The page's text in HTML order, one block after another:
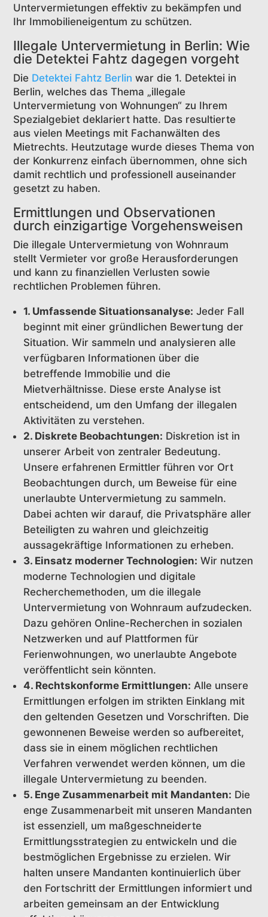
Untervermietungen effektiv zu bekämpfen und
Ihr Immobilieneigentum zu schützen.
Illegale Untervermietung in Berlin: Wie
die Detektei Fahtz dagegen vorgeht
Die Detektei Fahtz Berlin war die 1. Detektei in
Berlin, welches das Thema „illegale
Untervermietung von Wohnungen“ zu Ihrem
Spezialgebiet deklariert hatte. Das resultierte
aus vielen Meetings mit Fachanwälten des
Mietrechts. Heutzutage wurde dieses Thema von
der Konkurrenz einfach übernommen, ohne sich
damit rechtlich und professionell auseinander
gesetzt zu haben.
Ermittlungen und Observationen
durch einzigartige Vorgehensweisen
Die illegale Untervermietung von Wohnraum
stellt Vermieter vor große Herausforderungen
und kann zu finanziellen Verlusten sowie
rechtlichen Problemen führen.
1. Umfassende Situationsanalyse: Jeder Fall
beginnt mit einer gründlichen Bewertung der
Situation. Wir sammeln und analysieren alle
verfügbaren Informationen über die
betreffende Immobilie und die
Mietverhältnisse. Diese erste Analyse ist
entscheidend, um den Umfang der illegalen
Aktivitäten zu verstehen.
2. Diskrete Beobachtungen: Diskretion ist in
unserer Arbeit von zentraler Bedeutung.
Unsere erfahrenen Ermittler führen vor Ort
Beobachtungen durch, um Beweise für eine
unerlaubte Untervermietung zu sammeln.
Dabei achten wir darauf, die Privatsphäre aller
Beteiligten zu wahren und gleichzeitig
aussagekräftige Informationen zu erheben.
3. Einsatz moderner Technologien: Wir nutzen
moderne Technologien und digitale
Recherchemethoden, um die illegale
Untervermietung von Wohnraum aufzudecken.
Dazu gehören Online-Recherchen in sozialen
Netzwerken und auf Plattformen für
Ferienwohnungen, wo unerlaubte Angebote
veröffentlicht sein könnten.
4. Rechtskonforme Ermittlungen: Alle unsere
Ermittlungen erfolgen im strikten Einklang mit
den geltenden Gesetzen und Vorschriften. Die
gewonnenen Beweise werden so aufbereitet,
dass sie in einem möglichen rechtlichen
Verfahren verwendet werden können, um die
illegale Untervermietung zu beenden.
5. Enge Zusammenarbeit mit Mandanten: Die
enge Zusammenarbeit mit unseren Mandanten
ist essenziell, um maßgeschneiderte
Ermittlungsstrategien zu entwickeln und die
bestmöglichen Ergebnisse zu erzielen. Wir
halten unsere Mandanten kontinuierlich über
den Fortschritt der Ermittlungen informiert und
arbeiten gemeinsam an der Entwicklung